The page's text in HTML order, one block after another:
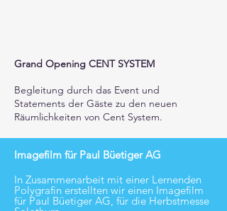
Grand Opening CENT SYSTEM
Begleitung durch das Event und
Statements der Gäste zu den neuen
Räumlichkeiten von Cent System.
Imagefilm für Paul Büetiger AG
In Zusammenarbeit mit einer Lernenden
Polygrafin erstellten wir einen Imagefilm
für Paul Büetiger AG, für die Herbstmesse